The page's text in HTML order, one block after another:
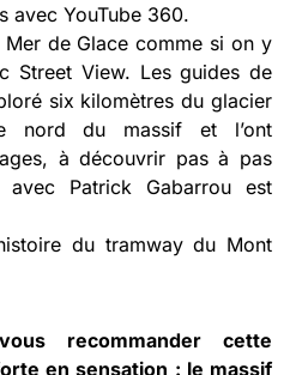
avec YouTube 360.
Mer de Glace comme si on y
Street View. Les guides de
six kilomètres du glacier
nord du massif et l’ont
à découvrir pas à pas
Patrick Gabarrou est
du tramway du Mont
recommander cette
en sensation : le massif